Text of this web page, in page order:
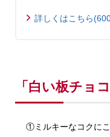
詳しくはこちら
「白い板チョ
①ミルキーなコクに